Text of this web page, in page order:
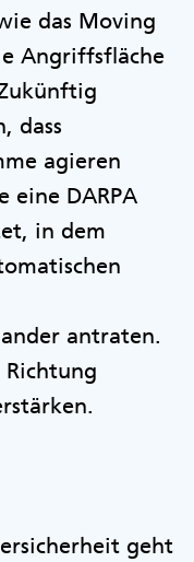
das Moving
Angriffsfläche
dass
agieren
eine DARPA
in dem
antraten.
geht